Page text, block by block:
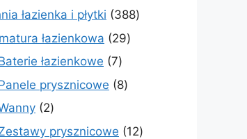
produkt
łazienka i płytki 388388
łazienkowa 2929
łazienkowe 77
produktów
prysznicowe 88
22
produkty
prysznicowe 1212